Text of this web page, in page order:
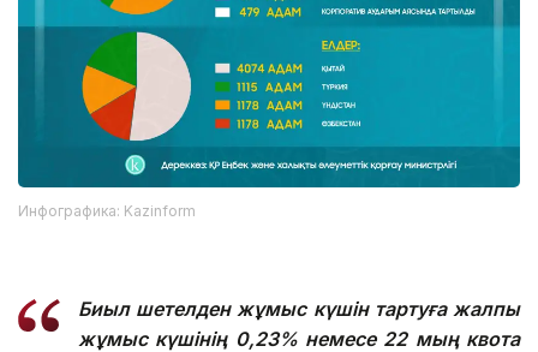
Инфографика: Kazinform
Биыл шетелден жұмыс күшін тартуға жалпы
жұмыс күшінің 0,23% немесе 22 мың квота